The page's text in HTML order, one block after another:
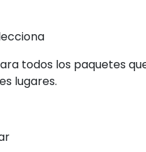
todos los paquetes
lugares.